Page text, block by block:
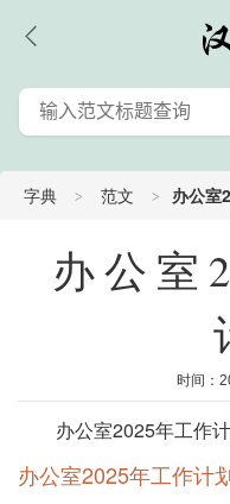
字典 范文 办公室
办公室
时间：
办公室2025年工作
办公室2025年工作计